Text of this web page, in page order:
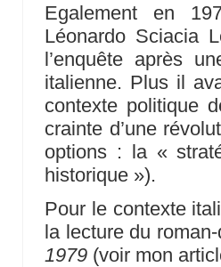
Egalement en
Léonardo Sciacia
l’enquête après
italienne. Plus il
contexte politique
crainte d’une
options : la «
historique »).
Pour le contexte
la lecture du
1979 (voir mon